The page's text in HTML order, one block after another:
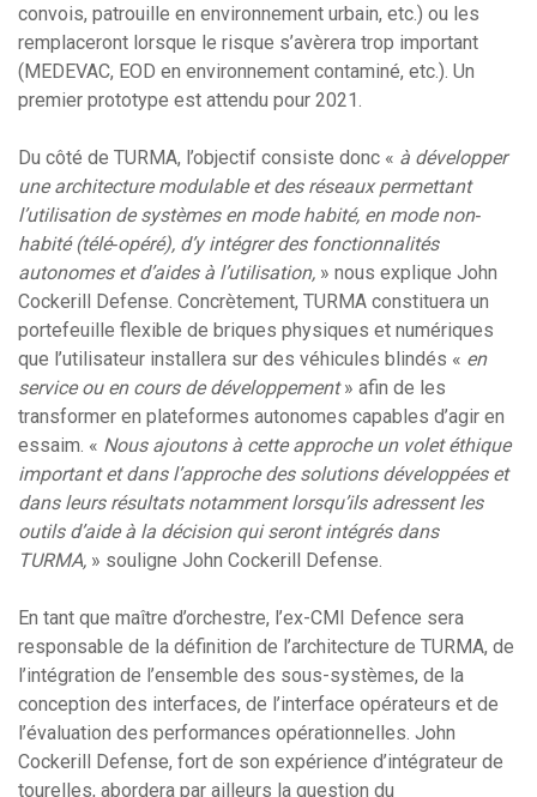
convois, patrouille en environnement urbain, etc.) ou les
remplaceront lorsque le risque s’avèrera trop important
(MEDEVAC, EOD en environnement contaminé, etc.). Un
premier prototype est attendu pour 2021.
Du côté de TURMA, l’objectif consiste donc « à développer
une architecture modulable et des réseaux permettant
l’utilisation de systèmes en mode habité, en mode non‐
habité (télé‐opéré), d’y intégrer des fonctionnalités
autonomes et d’aides à l’utilisation, » nous explique John
Cockerill Defense. Concrètement, TURMA constituera un
portefeuille flexible de briques physiques et numériques
que l’utilisateur installera sur des véhicules blindés « en
service ou en cours de développement» afin de les
transformer en plateformes autonomes capables d’agir en
essaim. « Nous ajoutons à cette approche un volet éthique
important et dans l’approche des solutions développées et
dans leurs résultats notamment lorsqu’ils adressent les
outils d’aide à la décision qui seront intégrés dans
TURMA, » souligne John Cockerill Defense.
En tant que maître d’orchestre, l’ex-CMI Defence sera
responsable de la définition de l’architecture de TURMA, de
l’intégration de l’ensemble des sous-systèmes, de la
conception des interfaces, de l’interface opérateurs et de
l’évaluation des performances opérationnelles. John
Cockerill Defense, fort de son expérience d’intégrateur de
tourelles, abordera par ailleurs la question du